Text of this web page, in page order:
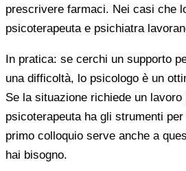
prescrivere farmaci. Nei casi che
psicoterapeuta e psichiatra
In pratica: se cerchi un supporto
una difficoltà, lo psicologo è un
Se la situazione richiede un
psicoterapeuta ha gli strumenti
primo colloquio serve anche a
hai bisogno.